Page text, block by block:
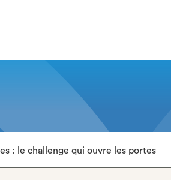
: le challenge qui ouvre les portes